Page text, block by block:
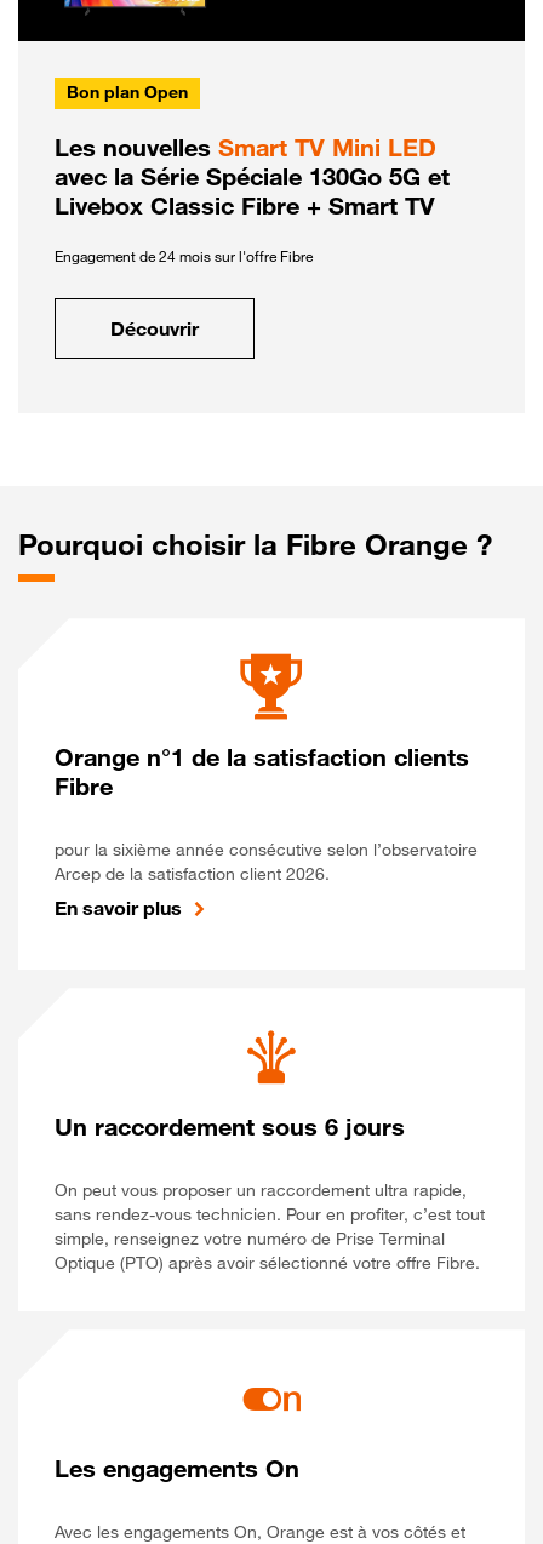
Bon plan Open
Les nouvelles Smart TV Mini LED
avec la Série Spéciale 130Go 5G et
Livebox Classic Fibre + Smart TV
Engagement de 24 mois sur l'offre Fibre
Découvrir
Pourquoi choisir la Fibre Orange ?
Orange n°1 de la satisfaction clients
Fibre
pour la sixième année consécutive selon l’observatoire
Arcep de la satisfaction client 2026.
En savoir plus
Un raccordement sous 6 jours
On peut vous proposer un raccordement ultra rapide,
sans rendez-vous technicien. Pour en profiter, c’est tout
simple, renseignez votre numéro de Prise Terminal
Optique (PTO) après avoir sélectionné votre offre Fibre.
Les engagements On
Avec les engagements On, Orange est à vos côtés et